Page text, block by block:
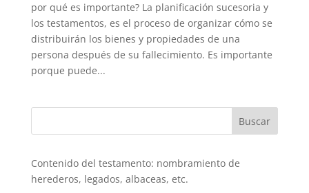
por qué es importante? La planificación sucesoria y
los testamentos, es el proceso de organizar cómo se
distribuirán los bienes y propiedades de una
persona después de su fallecimiento. Es importante
porque puede...
Buscar
Contenido del testamento: nombramiento de
herederos, legados, albaceas, etc.